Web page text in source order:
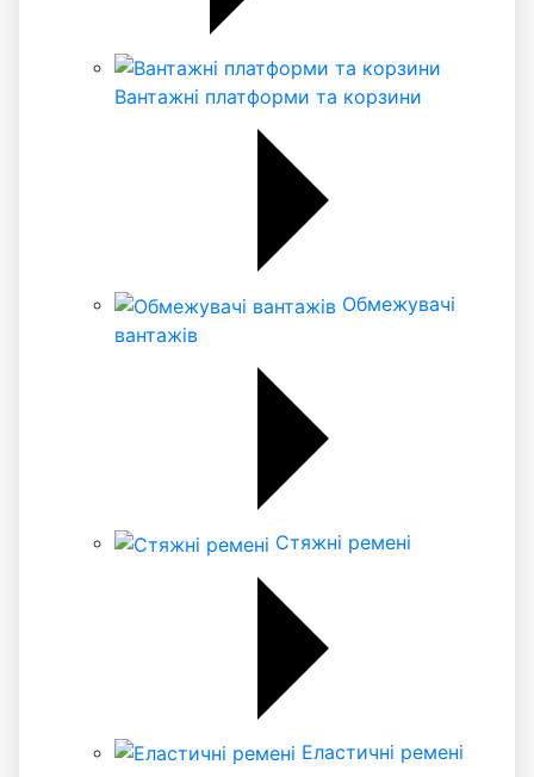
Вантажні платформи та корзини
Обмежувачі
вантажів
Стяжні ремені
Еластичні ремені